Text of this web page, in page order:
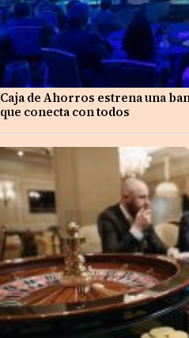
Caja de Ahorros estrena una
que conecta con todos